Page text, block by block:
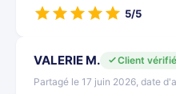
5/5
VALERIE M.
Client vérifié
Partagé le 17 juin 2026, date